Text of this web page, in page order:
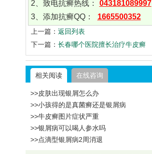
2、致电抗癣热线：
043181089997
3、添加抗癣QQ：
1665500352
上一篇： 返回列表
下一篇： 长春哪个医院擅长治疗牛皮癣
相关阅读 在线咨询
>>皮肤出现银屑怎么办
>>小孩得的是真菌癣还是银屑病
>>牛皮癣图片症状严重
>>银屑病可以喝人参水吗
>>点滴型银屑病2周消退